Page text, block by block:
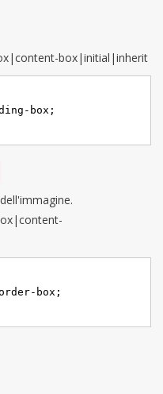
box|initial|inherit
box;
box;